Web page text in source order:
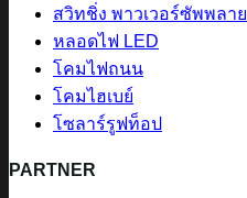
สวิทชิ่ง พาวเวอร์ซัพพลาย
หลอดไฟ LED
โคมไฟถนน
โคมไฮเบย์
โซลาร์รูฟท็อป
PARTNER